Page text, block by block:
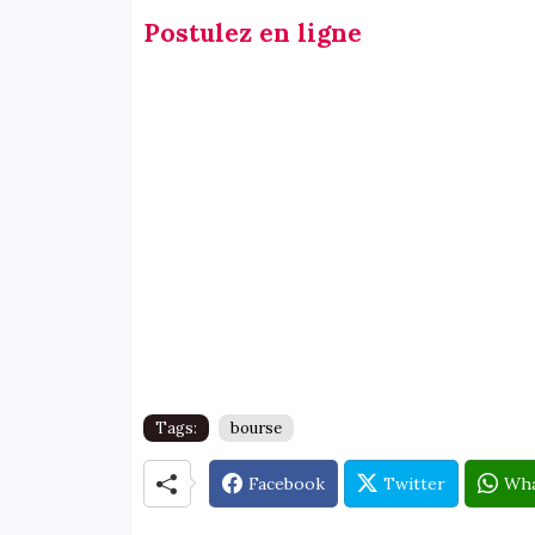
Postulez en ligne
Tags: bourse
Facebook Twitter